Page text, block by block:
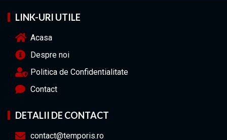
LINK-URI UTILE
Acasa
Despre noi
Politica de Confidentialitate
Contact
DETALII DE CONTACT
contact@temporis.ro